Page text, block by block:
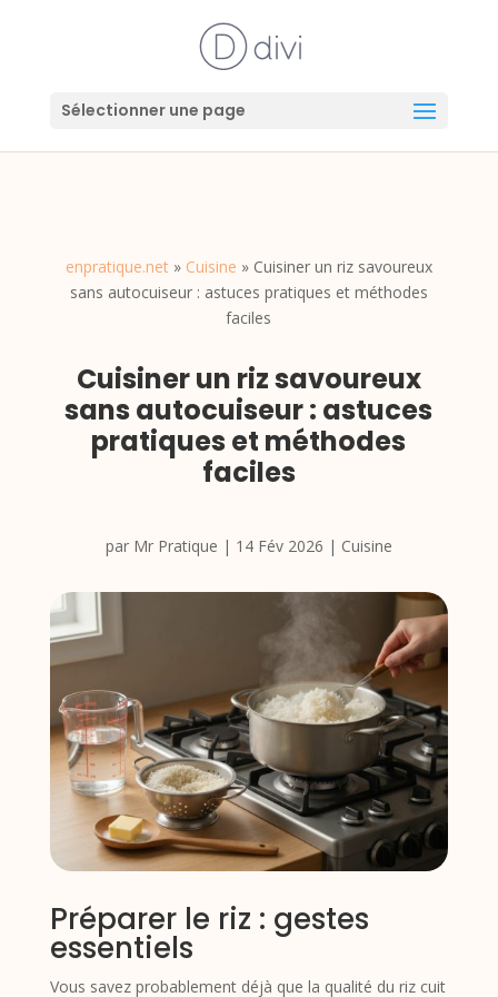
Sélectionner une page
enpratique.net» Cuisine » Cuisiner un riz savoureux
sans autocuiseur : astuces pratiques et méthodes
faciles
Cuisiner un riz savoureux
sans autocuiseur : astuces
pratiques et méthodes
faciles
par Mr Pratique | 14 Fév 2026 | Cuisine
Préparer le riz : gestes
essentiels
Vous savez probablement déjà que la qualité du riz cuit